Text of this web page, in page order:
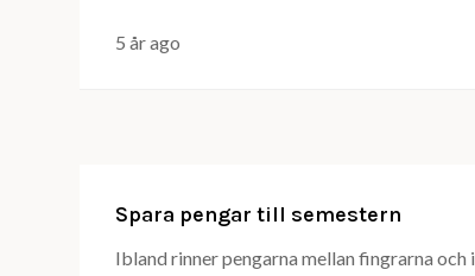
5 år ago
Spara pengar till semestern
Ibland rinner pengarna mellan fingrarna och i